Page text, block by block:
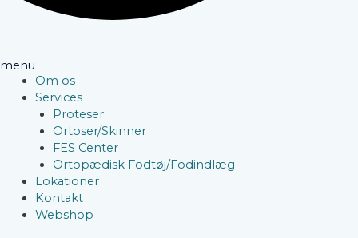
menu
Om os
Services
Proteser
Ortoser/Skinner
FES Center
Ortopædisk Fodtøj/Fodindlæg
Lokationer
Kontakt
Webshop